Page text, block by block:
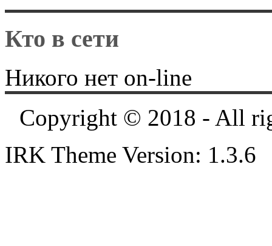
Кто в сети
Никого нет on-line
Copyright © 2018 - All
IRK Theme Version: 1.3.6